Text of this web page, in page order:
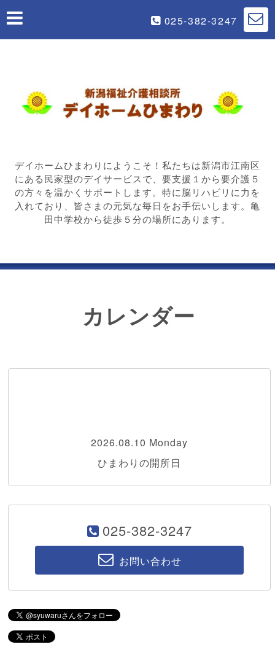
025-382-3247
デイホームひまわりにようこそ！私たちは新潟市江南区
にある民家型のデイサービスで、要支援１から要介護５
の方々を温かくサポートします。特に脳リハビリに力を
入れており、皆さまの元気な毎日をお手伝いします。亀
田中学校から徒歩５分の場所にあります。
カレンダー
2026.08.10 Monday
ひまわりの開所日
025-382-3247
お問い合わせ